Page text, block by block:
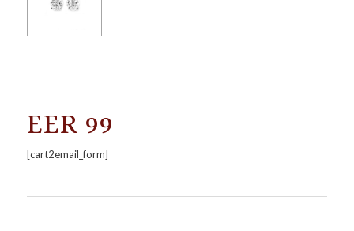
EER 99
[cart2email_form]